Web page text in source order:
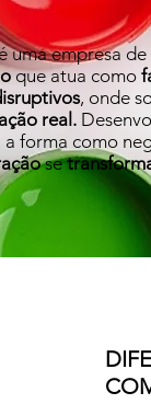
é uma empresa de
que atua como
, onde
real.
a forma como
se